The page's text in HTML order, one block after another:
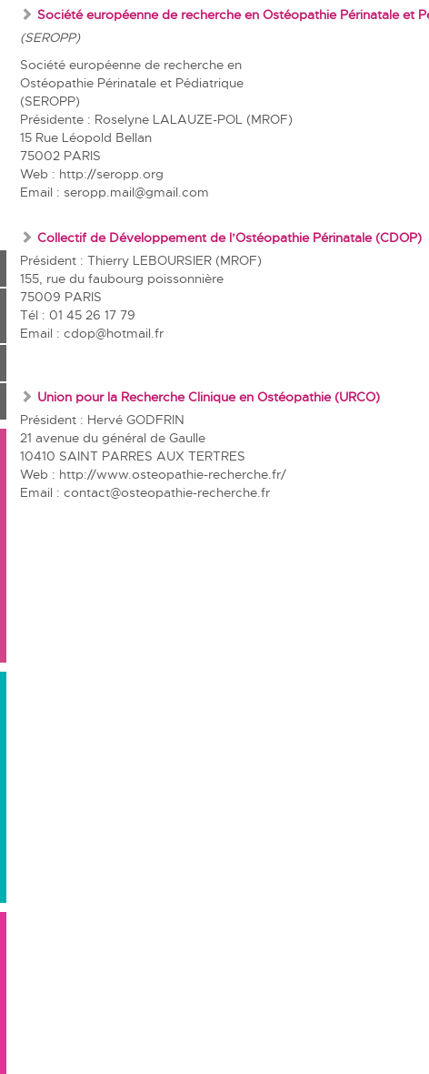
Société européenne de recherche en Ostéopathie Périnatale et
(SEROPP)
Société européenne de recherche en
Ostéopathie Périnatale et Pédiatrique
(SEROPP)
Présidente : Roselyne LALAUZE-POL (MROF)
15 Rue Léopold Bellan
75002 PARIS
Web : http://seropp.org
Email : seropp.mail@gmail.com
Collectif de Développement de l’Ostéopathie Périnatale (CDOP)
Président : Thierry LEBOURSIER (MROF)
155, rue du faubourg poissonnière
75009 PARIS
Tél : 01 45 26 17 79
Email : cdop@hotmail.fr
Union pour la Recherche Clinique en Ostéopathie (URCO)
Président : Hervé GODFRIN
21 avenue du général de Gaulle
10410 SAINT PARRES AUX TERTRES
Web : http://www.osteopathie-recherche.fr/
Email : contact@osteopathie-recherche.fr